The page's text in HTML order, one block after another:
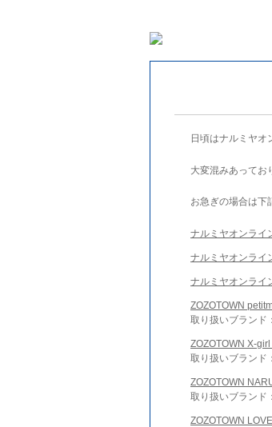
日頃はナルミヤオ
大変混みあってお
お急ぎの場合は下
ナルミヤオンライ
ナルミヤオンライ
ナルミヤオンライ
ZOZOTOWN
取り扱いブランド
ZOZOTOWN X-
取り扱いブランド
ZOZOTOWN
取り扱いブランド
ZOZOTOWN